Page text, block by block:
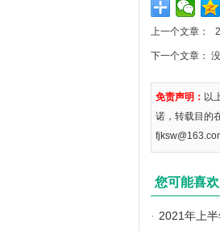
上一个文章：
下一个文章：
免责声明： 以
诺，转载目的
您可能喜
· 2021年上